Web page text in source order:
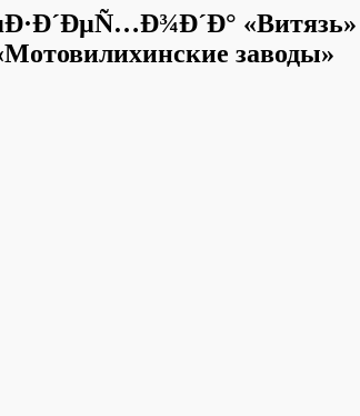
«Витязь»
заводы»